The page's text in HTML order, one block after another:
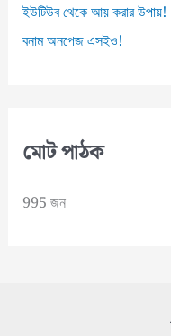
ইউটিউব থেকে আয় করার
বনাম অনপেজ এসইও!
মোট পাঠক
995 জন